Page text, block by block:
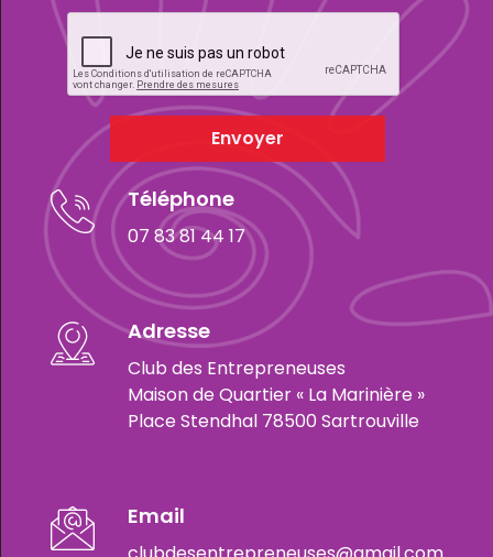
Envoyer
Téléphone
07 83 81 44 17
Adresse
Club des Entrepreneuses
Maison de Quartier « La Marinière »
Place Stendhal 78500 Sartrouville
Email